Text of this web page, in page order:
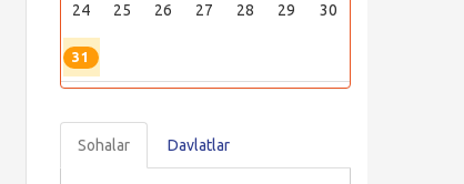
24 25 26 27 28 29 30
31
Sohalar Davlatlar